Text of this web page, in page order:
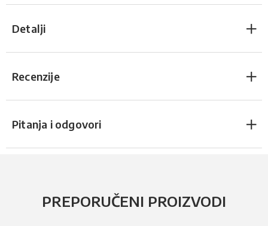
Detalji
Recenzije
Pitanja i odgovori
PREPORUČENI PROIZVODI